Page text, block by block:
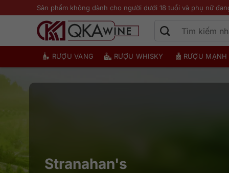
qua
Sản phẩm không dành cho người dưới 18 tuổi và phụ nữ
RƯỢU VANG RƯỢU WHISKY RƯỢU MẠNH
Stranahan's